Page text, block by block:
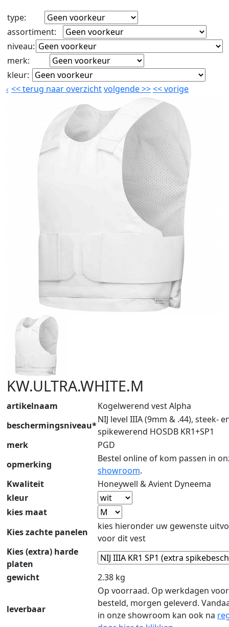
type:
assortiment:
niveau:
merk:
kleur:
<<terug naar overzichtvolgende>><<vorige
KW.ULTRA.WHITE.M
artikelnaam
Kogelwerend vest Alpha
beschermingsniveau*
NIJ level IIIA (9mm & .44), steek-
spikewerend HOSDB KR1+SP1
merk
PGD
opmerking
Bestel online of kom passen in
showroom.
Kwaliteit
Honeywell & Avient Dyneema
kleur
kies maat
Kies zachte panelen
kies hieronder uw gewenste
voor dit vest
Kies (extra) harde
platen
gewicht
2.38 kg
leverbaar
Op voorraad. Op werkdagen
besteld, morgen geleverd.
in onze showroom kan ook na